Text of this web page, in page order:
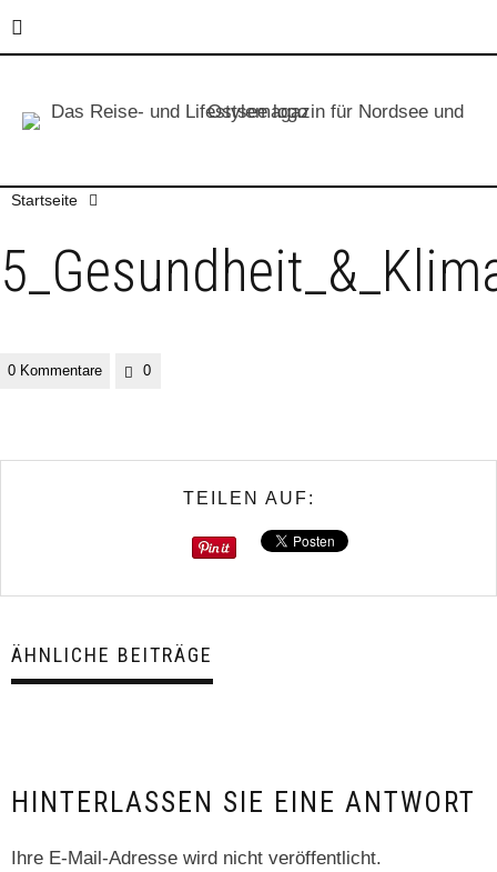
Startseite
0 Kommentare 0
TEILEN AUF:
ÄHNLICHE BEITRÄGE
HINTERLASSEN SIE EINE ANTWORT
Ihre E-Mail-Adresse wird nicht veröffentlicht.